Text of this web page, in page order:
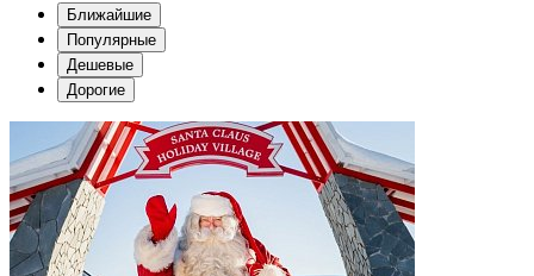
Ближайшие
Популярные
Дешевые
Дорогие